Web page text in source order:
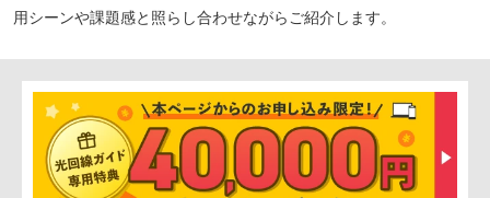
用シーンや課題感と照らし合わせながらご紹介します。